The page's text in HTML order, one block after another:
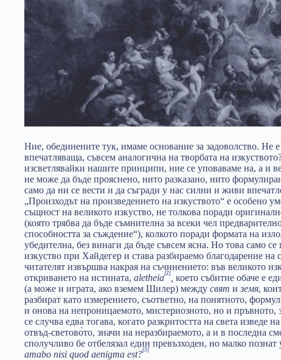
Ние, обединените тук, имаме основание за задоволство. Не
впечатляваща, съвсем аналогична на творбата на
изсветлявайки нашите принципи, ние се уповаваме на, а и
не може да бъде прояснено, нито разказано, нито
само да ни се вести и да съгради у нас силни и живи
„Произходът на произведението на изкуството“ е особено
същност на великото изкуство, не толкова поради
(която трябва да бъде съмнителна за всеки чел
способността за съждение“), колкото поради формата на
убедителна, без винаги да бъде съвсем ясна. Но това само се
изкуство при Хайдегер и става разбираемо благодарение на
читателят извършва накрая на съчинението: във великото
откриването на истината, aletheia[2]
което събитие обаче е
(а може и играта, ако вземем Шилер) между свят и земя,
разбират като измерението, съответно, на понятното,
и онова на непроницаемото, мистериозното, но и пръвното,
се случва едва тогава, когато разкритостта на света изведе
отвъд-светово̀то, значи на неразбираемото, а и в последна
сполучливо бе отбелязал един превъзходен, но малко
amabo nisi quod aenigma est?[3]